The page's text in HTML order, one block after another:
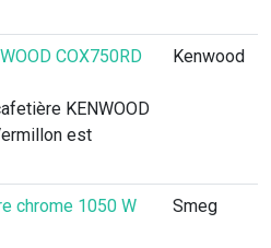
COX750RD
KENWOOD
est
Kenwood
chrome 1050 W
Smeg